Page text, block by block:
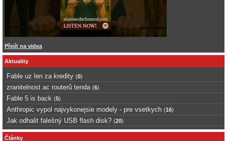
Přejít na videa
Aktuality
Fable uz len za kredity (0)
zranitelnost ac routerů tenda (6)
Fable 5 is back (5)
Anthropic vypol najvykonejsie modely - pre vsetkych (16)
Jak odhalit falešný USB flash disk? (20)
Články